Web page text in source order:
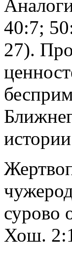
40:7;
27).
сурово
Хош.